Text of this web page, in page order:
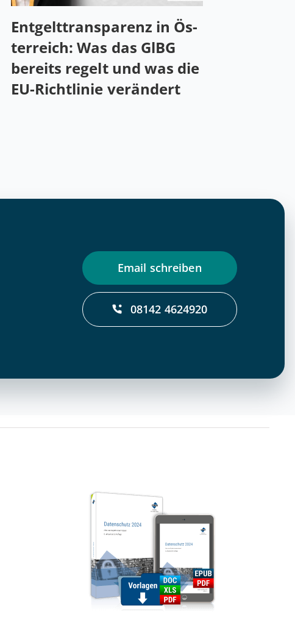
Ent­gelt­trans­pa­renz in Ös­
ter­reich: Was das GlBG
bereits regelt und was die
EU-Rich­t­­li­­nie verändert
Email schrei­ben
08142 4624920